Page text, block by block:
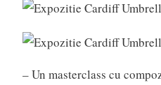
– Un masterclass cu